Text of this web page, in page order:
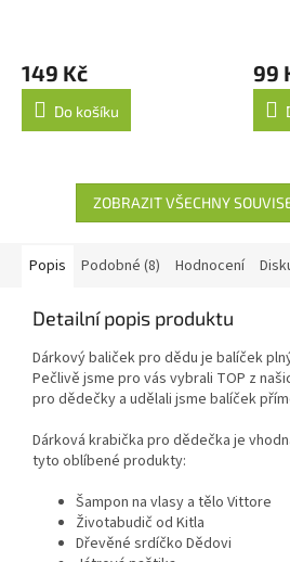
149 Kč
Do košíku
99
ZOBRAZIT VŠECHNY
Popis Podobné (8) Hodnocení
Detailní popis produktu
Dárkový baliček pro dědu je balíček
Pečlivě jsme pro vás vybrali TOP z
pro dědečky a udělali jsme balíček
Dárková krabička pro dědečka je
tyto oblíbené produkty:
Šampon na vlasy a tělo Vittore
Životabudič od Kitla
Dřevěné srdíčko Dědovi